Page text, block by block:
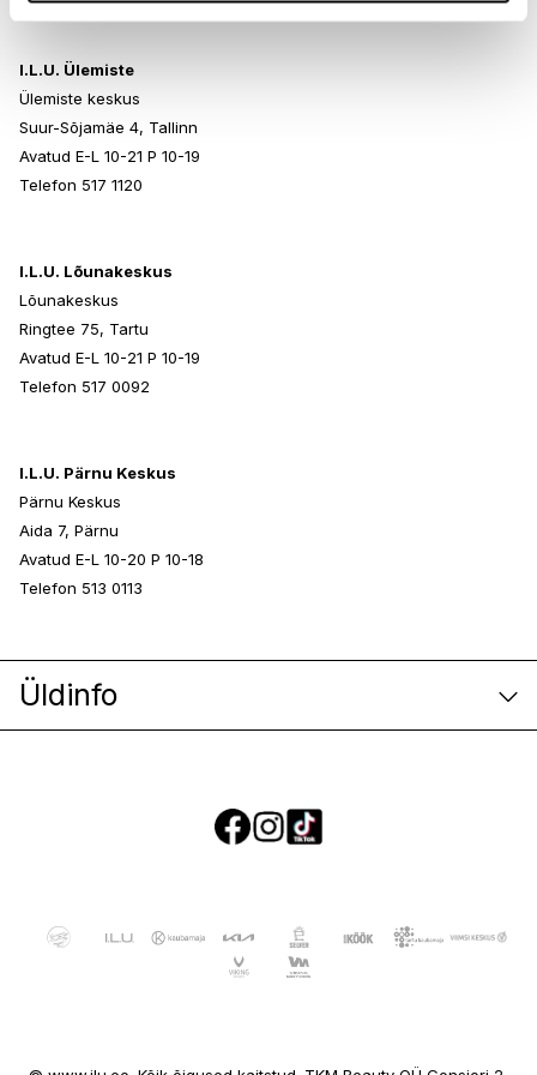
I.L.U. Ülemiste
Ülemiste keskus
Suur-Sõjamäe 4, Tallinn
Avatud E-L 10-21 P 10-19
Telefon 517 1120
I.L.U. Lõunakeskus
Lõunakeskus
Ringtee 75, Tartu
Avatud E-L 10-21 P 10-19
Telefon 517 0092
I.L.U. Pärnu Keskus
Pärnu Keskus
Aida 7, Pärnu
Avatud E-L 10-20 P 10-18
Telefon 513 0113
Üldinfo